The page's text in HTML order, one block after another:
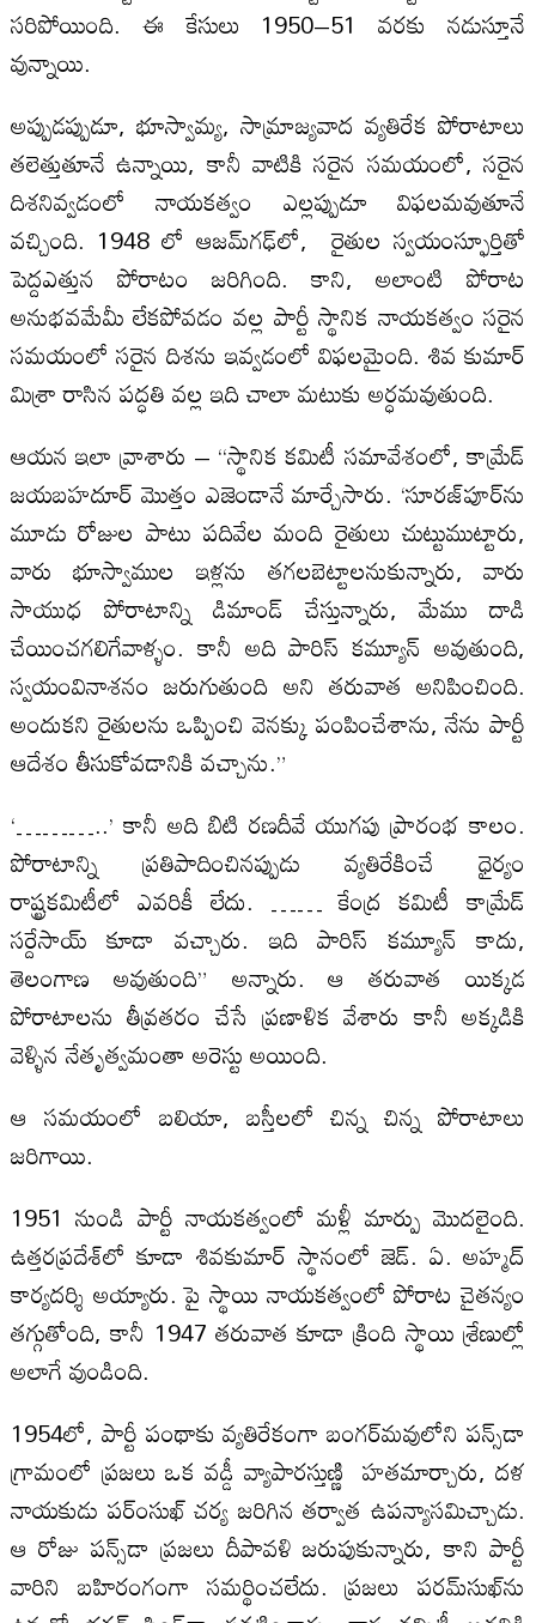
సరిపోయింది. ఈ కేసులు 1950–51 వరకు నడుస్తూనే
వున్నాయి.
అప్పుడప్పుడూ, భూస్వామ్య, సామ్రాజ్యవాద వ్యతిరేక పోరాటాలు
తలెత్తుతూనే ఉన్నాయి, కానీ వాటికి సరైన సమయంలో, సరైన
దిశనివ్వడంలో నాయకత్వం ఎల్లప్పుడూ విఫలమవుతూనే
వచ్చింది. 1948 లో ఆజమ్‌గఢ్‌లో, రైతుల స్వయంస్ఫూర్తితో
పెద్దఎత్తున పోరాటం జరిగింది. కాని, అలాంటి పోరాట
అనుభవమేమీ లేకపోవడం వల్ల పార్టీ స్థానిక నాయకత్వం సరైన
సమయంలో సరైన దిశను ఇవ్వడంలో విఫలమైంది. శివ కుమార్
మిశ్రా రాసిన పద్ధతి వల్ల ఇది చాలా మటుకు అర్ధమవుతుంది.
ఆయన ఇలా వ్రాశారు – “స్థానిక కమిటీ సమావేశంలో, కామ్రేడ్
జయబహదూర్ మొత్తం ఎజెండానే మార్చేసారు. ‘సూరజ్‌పూర్‌ను
మూడు రోజుల పాటు పదివేల మంది రైతులు చుట్టుముట్టారు,
వారు భూస్వాముల ఇళ్లను తగలబెట్టాలనుకున్నారు, వారు
సాయుధ పోరాటాన్ని డిమాండ్ చేస్తున్నారు, మేము దాడి
చేయించగలిగేవాళ్ళం. కానీ అది పారిస్ కమ్యూన్ అవుతుంది,
స్వయంవినాశనం జరుగుతుంది అని తరువాత అనిపించింది.
అందుకని రైతులను ఒప్పించి వెనక్కు పంపించేశాను, నేను పార్టీ
ఆదేశం తీసుకోవడానికి వచ్చాను.”
‘………..’ కానీ అది బిటి రణదీవే యుగపు ప్రారంభ కాలం.
పోరాటాన్ని ప్రతిపాదించినప్పుడు వ్యతిరేకించే ధైర్యం
రాష్ట్రకమిటీలో ఎవరికీ లేదు. …… కేంద్ర కమిటీ కామ్రేడ్
సర్దేసాయ్ కూడా వచ్చారు. ఇది పారిస్ కమ్యూన్ కాదు,
తెలంగాణ అవుతుంది” అన్నారు. ఆ తరువాత యిక్కడ
పోరాటాలను తీవ్రతరం చేసే ప్రణాళిక వేశారు కానీ అక్కడికి
వెళ్ళిన నేతృత్వమంతా అరెస్టు అయింది.
ఆ సమయంలో బలియా, బస్తీలలో చిన్న చిన్న పోరాటాలు
జరిగాయి.
1951 నుండి పార్టీ నాయకత్వంలో మళ్లీ మార్పు మొదలైంది.
ఉత్తరప్రదేశ్‌లో కూడా శివకుమార్ స్థానంలో జెడ్‌. ఏ. అహ్మద్
కార్యదర్శి అయ్యారు. పై స్థాయి నాయకత్వంలో పోరాట చైతన్యం
తగ్గుతోంది, కానీ 1947 తరువాత కూడా క్రింది స్థాయి శ్రేణుల్లో
అలాగే వుండింది.
1954లో, పార్టీ పంథాకు వ్యతిరేకంగా బంగర్‌మవులోని పన్స్‌డా
గ్రామంలో ప్రజలు ఒక వడ్డీ వ్యాపారస్తుణ్ణి హతమార్చారు, దళ
నాయకుడు పర్ంసుఖ్ చర్య జరిగిన తర్వాత ఉపన్యాసమిచ్చాడు.
ఆ రోజు పన్స్‌డా ప్రజలు దీపావళి జరుపుకున్నారు, కాని పార్టీ
వారిని బహిరంగంగా సమర్థించలేదు. ప్రజలు పరమ్‌సుఖ్‌ను